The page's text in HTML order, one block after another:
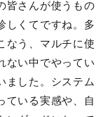
皆さんが使うもの
しくてですね。多
なう、マルチに使
ない中でやってい
ました。システム
ている実感や、自